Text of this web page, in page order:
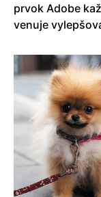
prvok Adobe
venuje